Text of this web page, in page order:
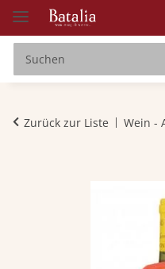
Zurück zur Liste Wein -